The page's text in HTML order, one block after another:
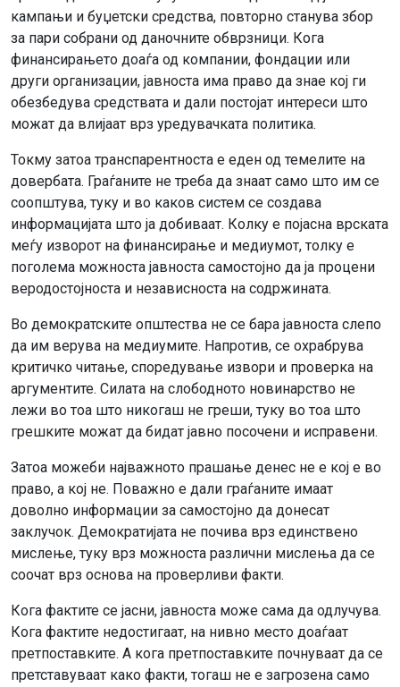
кампањи и буџетски средства, повторно станува збор
за пари собрани од даночните обврзници. Кога
финансирањето доаѓа од компании, фондации или
други организации, јавноста има право да знае кој ги
обезбедува средствата и дали постојат интереси што
можат да влијаат врз уредувачката политика.
Токму затоа транспарентноста е еден од темелите на
довербата. Граѓаните не треба да знаат само што им се
соопштува, туку и во каков систем се создава
информацијата што ја добиваат. Колку е појасна врската
меѓу изворот на финансирање и медиумот, толку е
поголема можноста јавноста самостојно да ја процени
веродостојноста и независноста на содржината.
Во демократските општества не се бара јавноста слепо
да им верува на медиумите. Напротив, се охрабрува
критичко читање, споредување извори и проверка на
аргументите. Силата на слободното новинарство не
лежи во тоа што никогаш не греши, туку во тоа што
грешките можат да бидат јавно посочени и исправени.
Затоа можеби најважното прашање денес не е кој е во
право, а кој не. Поважно е дали граѓаните имаат
доволно информации за самостојно да донесат
заклучок. Демократијата не почива врз единствено
мислење, туку врз можноста различни мислења да се
соочат врз основа на проверливи факти.
Кога фактите се јасни, јавноста може сама да одлучува.
Кога фактите недостигаат, на нивно место доаѓаат
претпоставките. А кога претпоставките почнуваат да се
претставуваат како факти, тогаш не е загрозена само